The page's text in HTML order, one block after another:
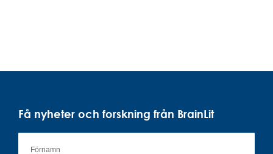
Få nyheter och forskning från BrainLit